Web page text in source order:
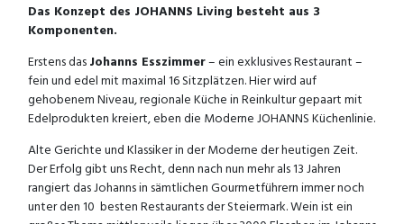
Das Konzept des JOHANNS Living besteht aus 3
Komponenten.
Erstens dasJohanns Esszimmer– ein exklusives Restaurant –
fein und edel mit maximal 16 Sitzplätzen. Hier wird auf
gehobenem Niveau, regionale Küche in Reinkultur gepaart mit
Edelprodukten kreiert, eben die Moderne JOHANNS Küchenlinie.
Alte Gerichte und Klassiker in der Moderne der heutigen Zeit.
Der Erfolg gibt uns Recht, denn nach nun mehr als 13 Jahren
rangiert das Johanns in sämtlichen Gourmetführern immer noch
unter den 10 besten Restaurants der Steiermark. Wein ist ein